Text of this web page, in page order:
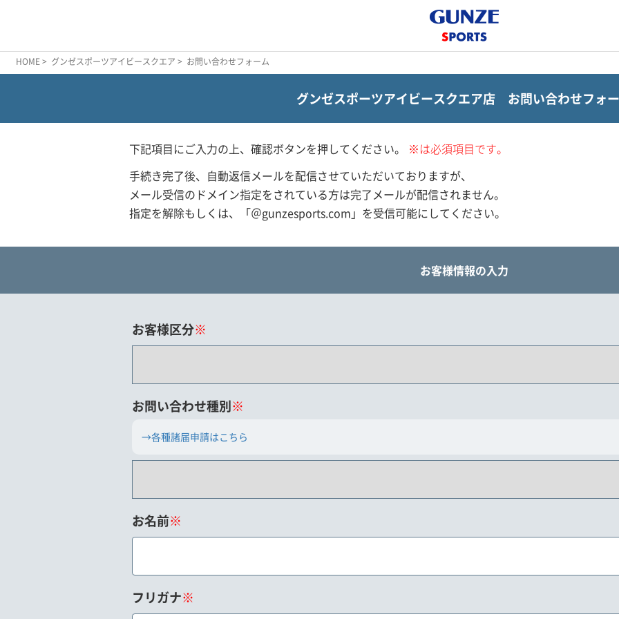
HOME> グンゼスポーツアイビースクエア > お問い合わせフォーム
グンゼスポーツアイビースクエア店 お問い合わせフォ
下記項目にご入力の上、確認ボタンを押してください。 ※は必須項目です。
手続き完了後、自動返信メールを配信させていただいておりますが、
メール受信のドメイン指定をされている方は完了メールが配信されません。
指定を解除もしくは、「＠gunzesports.com」を受信可能にしてください。
お客様情報の入力
お客様区分※
お問い合わせ種別※
→各種諸届申請はこちら
お名前※
フリガナ※